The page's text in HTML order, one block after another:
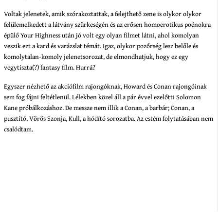
Voltak jelenetek, amik szórakoztattak, a felejthető zene is olykor olykor
felülemelkedett a látvány szürkeségén és az erősen homoerotikus poénokra
épülő Your Highness után jó volt egy olyan filmet látni, ahol komolyan
veszik ezt a kard és varázslat témát. Igaz, olykor pozőrség lesz belőle és
komolytalan-komoly jelenetsorozat, de elmondhatjuk, hogy ez egy
vegytiszta(?) fantasy film. Hurrá?
Egyszer nézhető az akciófilm rajongóknak, Howard és Conan rajongóinak
sem fog fájni feltétlenül. Lélekben közel áll a pár évvel ezelőtti Solomon
Kane próbálkozáshoz. De messze nem illik a Conan, a barbár; Conan, a
pusztító, Vörös Szonja, Kull, a hódító sorozatba. Az estém folytatásában nem
csalódtam.